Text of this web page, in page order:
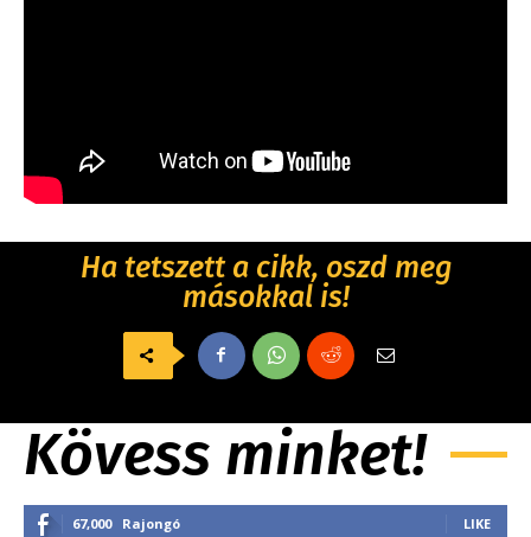
Ha tetszett a cikk, oszd meg
másokkal is!
Kövess minket!
67,000 Rajongó LIKE